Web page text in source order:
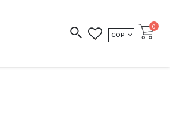
REDIMIR CÓDIGO
MONEDA
COP Cart
0